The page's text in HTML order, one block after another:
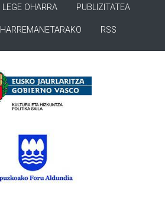
LEGE OHARRA PUBLIZITATEA
HARREMANETARAKO RSS